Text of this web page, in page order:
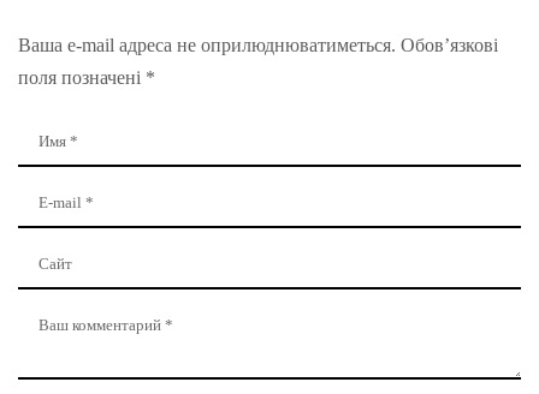
Ваша e-mail адреса не оприлюднюватиметься. Обов’язкові
поля позначені *